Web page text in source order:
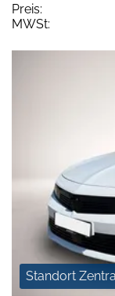
Preis:
MWSt:
Standort